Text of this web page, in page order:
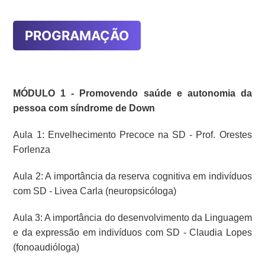
PROGRAMAÇÃO
MÓDULO 1 - Promovendo saúde e autonomia da
pessoa com síndrome de Down
Aula 1: Envelhecimento Precoce na SD - Prof. Orestes
Forlenza
Aula 2: A importância da reserva cognitiva em indivíduos
com SD - Livea Carla (neuropsicóloga)
Aula 3: A importância do desenvolvimento da Linguagem
e da expressão em indivíduos com SD - Claudia Lopes
(fonoaudióloga)